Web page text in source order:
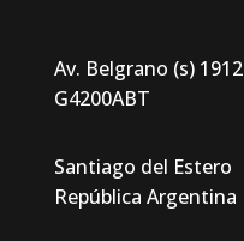
Av. Belgrano (s) 1912
G4200ABT
Santiago del Estero
República Argentina